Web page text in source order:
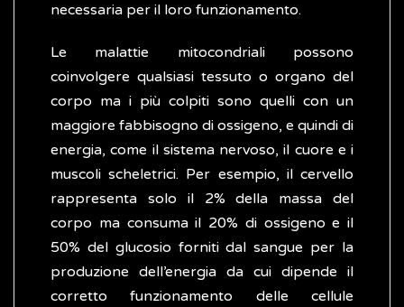
necessaria per il loro funzionamento.
Le malattie mitocondriali possono
coinvolgere qualsiasi tessuto o organo del
corpo ma i più colpiti sono quelli con un
maggiore fabbisogno di ossigeno, e quindi di
energia, come il sistema nervoso, il cuore e i
muscoli scheletrici. Per esempio, il cervello
rappresenta solo il 2% della massa del
corpo ma consuma il 20% di ossigeno e il
50% del glucosio forniti dal sangue per la
produzione dell’energia da cui dipende il
corretto funzionamento delle cellule